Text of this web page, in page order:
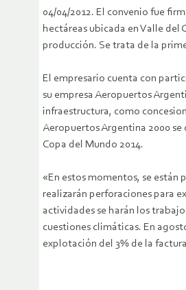
04/04/2012. El convenio fue
hectáreas ubicada en Valle del
producción. Se trata de la
El empresario cuenta con
su empresa Aeropuertos
infraestructura, como
Aeropuertos Argentina 2000
Copa del Mundo 2014.
«En estos momentos, se están
realizarán perforaciones para
actividades se harán los
cuestiones climáticas. En
explotación del 3% de la